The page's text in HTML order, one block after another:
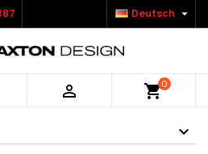
Deutsch 
 shopping_cart0